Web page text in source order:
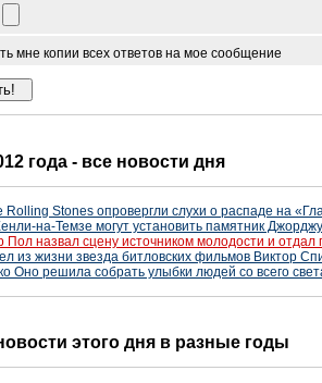
мне копии всех ответов на мое сообщение
года - все новости дня
Rolling Stones опровергли слухи о распаде на
на-Темзе могут установить памятник
Пол назвал сцену источником молодости и отдал
из жизни звезда битловских фильмов Виктор
Оно решила собрать улыбки людей со всего
этого дня в разные годы